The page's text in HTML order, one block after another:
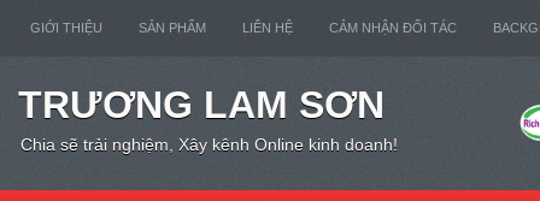
GIỚI THIỆU SẢN PHẨM LIÊN HỆ CẢM NHẬN ĐỐI TÁC
TRƯƠNG LAM SƠN
Chia sẽ trải nghiệm, Xây kênh Online kinh doanh!